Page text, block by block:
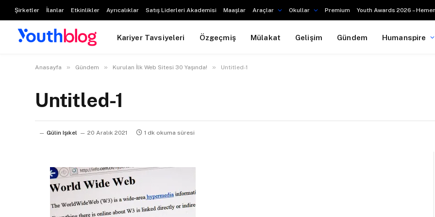
Şirketler İlanlar Etkinlikler Ayrıcalıklar Satış Liderleri Akademisi Maaşlar Araçlar Okullar Premium Youth Awards 2026 –
Kariyer Tavsiyeleri Özgeçmiş Mülakat Gelişim Gündem Humanspire
Anasayfa » Gündem » Kurulan İlk Web Sitesi 30 Yaşında! » Untitled-1
Untitled-1
Gülin Işıkel 20 Aralık 2021 1 dk okuma süresi